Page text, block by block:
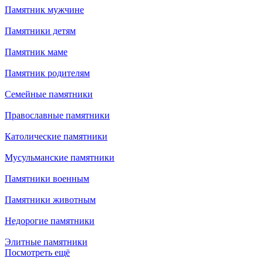
Памятник мужчине
Памятники детям
Памятник маме
Памятник родителям
Семейные памятники
Православные памятники
Католические памятники
Мусульманские памятники
Памятники военным
Памятники животным
Недорогие памятники
Элитные памятники
Посмотреть ещё